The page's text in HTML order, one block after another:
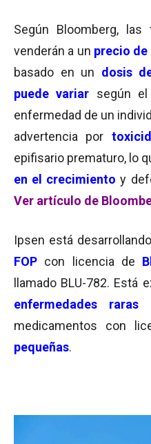
Según Bloomberg, l as
venderán a un precio
basado en un dosis
puede variar según
enfermedad de un
advertencia por
epifisario prematuro, lo
en el crecimiento y
Ver artículo de
Ipsen está desarrollando
FOP con licencia de
llamado BLU-782. Está
enfermedades raras
medicamentos con
pequeñas.